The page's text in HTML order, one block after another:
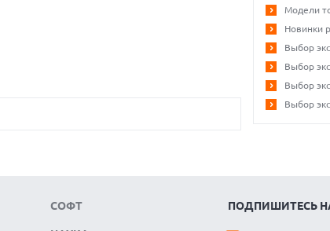
Модели
Новинки
Выбор
Выбор
Выбор
Выбор
СОФТ ПОДПИШИТЕСЬ